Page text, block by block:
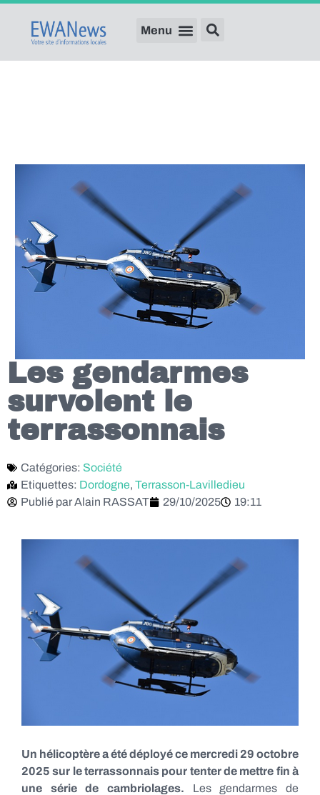
Les gendarmes
survolent le
terrassonnais
Catégories: Société
Etiquettes: Dordogne, Terrasson-Lavilledieu
Publié parAlain RASSAT 29/10/2025 19:11
Un hélicoptère a été déployé ce mercredi 29 octobre
2025 sur le terrassonnais pour tenter de mettre fin à
une série de cambriolages. Les gendarmes de